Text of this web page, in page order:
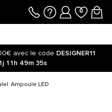
avec le code DESIGNER11
11h 49m 35s
Ampoule LED